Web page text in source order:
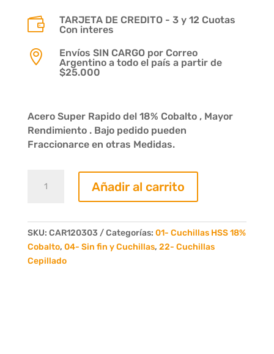

TARJETA DE CREDITO - 3 y 12 Cuotas
Con interes

Envíos SIN CARGO por Correo
Argentino a todo el país a partir de
$25.000
Acero Super Rapido del 18% Cobalto , Mayor
Rendimiento . Bajo pedido pueden
Fraccionarce en otras Medidas.
acero
x
30
x
Añadir al carrito
SKU: CAR120303 Categorías: 01- Cuchillas HSS 18%
Cobalto, 04- Sin fin y Cuchillas, 22- Cuchillas
Cepillado